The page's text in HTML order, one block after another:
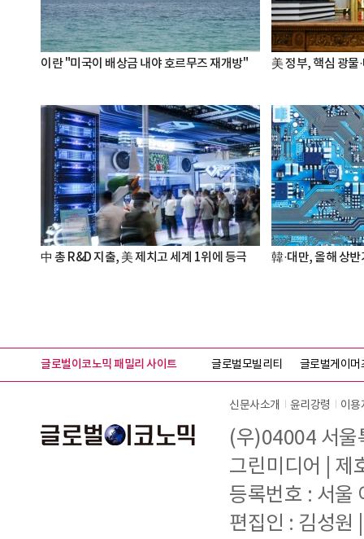
이란 "미국이 배상금 내야 호르무즈 재개방" 美 정부, 핵심 광물
中 총 R&D 지출, 美 제치고 세계 1위에 등극 韓·대만, 올해 상
글로벌이코노믹 패밀리 사이트 글로벌모빌리티 글로벌게이머
신문사소개 윤리강령 이용
(우)04004 서울
그린미디어 | 제
등록번호 : 서울
편집인 : 김성원